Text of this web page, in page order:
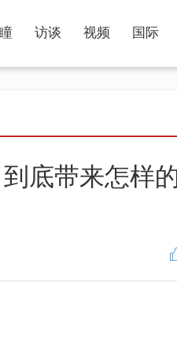
访谈 视频 国际
底带来怎样